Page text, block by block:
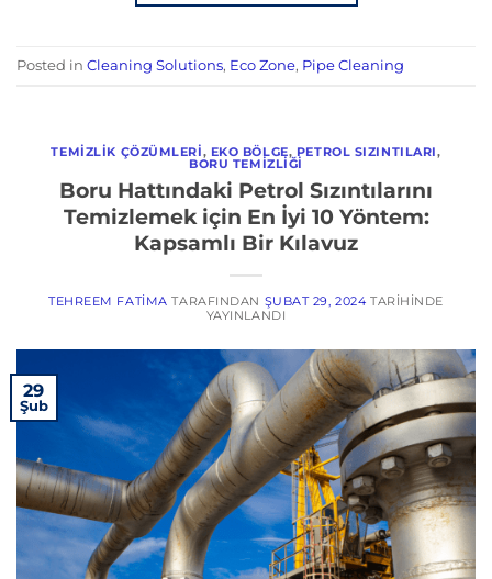
Posted in Cleaning Solutions, Eco Zone, Pipe Cleaning
TEMIZLIK ÇÖZÜMLERI, EKO BÖLGE, PETROL SIZINTILARI,
BORU TEMIZLIĞI
Boru Hattındaki Petrol Sızıntılarını
Temizlemek için En İyi 10 Yöntem:
Kapsamlı Bir Kılavuz
TEHREEM FATIMA TARAFINDAN ŞUBAT 29, 2024 TARIHINDE
YAYINLANDI
29
Şub